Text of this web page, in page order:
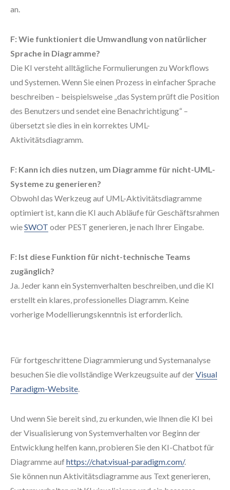
an.
F: Wie funktioniert die Umwandlung von natürlicher
Sprache in Diagramme?
Die KI versteht alltägliche Formulierungen zu Workflows
und Systemen. Wenn Sie einen Prozess in einfacher Sprache
beschreiben – beispielsweise „das System prüft die Position
des Benutzers und sendet eine Benachrichtigung“ –
übersetzt sie dies in ein korrektes UML-
Aktivitätsdiagramm.
F: Kann ich dies nutzen, um Diagramme für nicht-UML-
Systeme zu generieren?
Obwohl das Werkzeug auf UML-Aktivitätsdiagramme
optimiert ist, kann die KI auch Abläufe für Geschäftsrahmen
wieSWOT oder PEST generieren, je nach Ihrer Eingabe.
F: Ist diese Funktion für nicht-technische Teams
zugänglich?
Ja. Jeder kann ein Systemverhalten beschreiben, und die KI
erstellt ein klares, professionelles Diagramm. Keine
vorherige Modellierungskenntnis ist erforderlich.
Für fortgeschrittene Diagrammierung und Systemanalyse
besuchen Sie die vollständige Werkzeugsuite auf derVisual
Paradigm-Website.
Und wenn Sie bereit sind, zu erkunden, wie Ihnen die KI bei
der Visualisierung von Systemverhalten vor Beginn der
Entwicklung helfen kann, probieren Sie den KI-Chatbot für
Diagramme aufhttps://chat.visual-paradigm.com/.
Sie können nun Aktivitätsdiagramme aus Text generieren,